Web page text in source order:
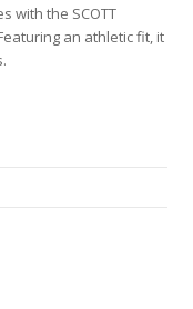
with the SCOTT
an athletic fit, it